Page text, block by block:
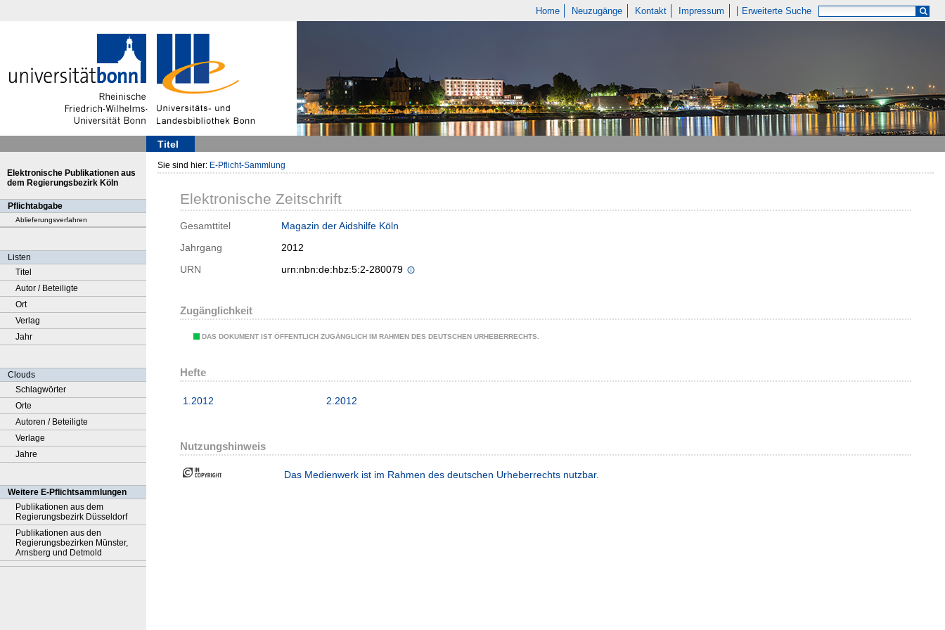
Home Neuzugänge Kontakt Impressum Erweiterte Suche
Titel
Elektronische Publikationen aus
dem Regierungsbezirk Köln
Pflichtabgabe
Ablieferungsverfahren
Listen
Titel
Autor / Beteiligte
Ort
Verlag
Jahr
Clouds
Schlagwörter
Orte
Autoren / Beteiligte
Verlage
Jahre
Weitere E-Pflichtsammlungen
Publikationen aus dem
Regierungsbezirk Düsseldorf
Publikationen aus den
Regierungsbezirken Münster,
Arnsberg und Detmold
Sie sind hier: E-Pflicht-Sammlung
Elektronische Zeitschrift
Gesamttitel
Magazin der Aidshilfe Köln
Jahrgang
2012
URN
urn:nbn:de:hbz:5:2-280079
Zugänglichkeit
DAS DOKUMENT IST ÖFFENTLICH ZUGÄNGLICH IM RAHMEN DES DEUTSCHEN URHEBERRECHTS.
Hefte
1.2012 2.2012
Nutzungshinweis
Das Medienwerk ist im Rahmen des deutschen Urheberrechts nutzbar.